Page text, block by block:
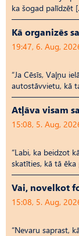
ka šogad palīdzēt
Kā organizēs
19:47, 6. Aug,
“Ja Cēsīs, Vaļņu
autostāvvietu, kā
Atļāva visam
15:08, 5. Aug,
“Labi, ka beidzot
skatīties, kā tā
Vai, novelkot
15:08, 5. Aug,
“Nevaru saprast,